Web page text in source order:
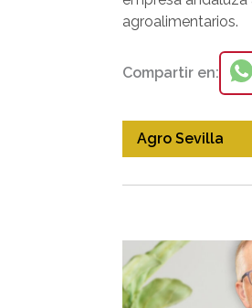
agroalimentarios.
Compartir en:
Agro Sevilla